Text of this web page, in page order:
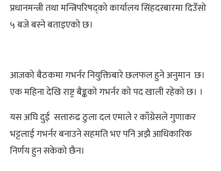
प्रधानमन्त्री तथा मन्त्रिपरिषद्को कार्यालय सिंहदरबारमा दिउँसो
५ बजे बस्ने बताइएको छ।
आजको बैठकमा गभर्नर नियुक्तिबारे छलफल हुने अनुमान छ।
एक महिना देखि राष्ट्र बैङ्कको गभर्नर को पद खाली रहेको छ। ।
यस अघि दुई सत्तारुढ ठुला दल एमाले र काँग्रेसले गुणाकर
भट्टलाई गभर्नर बनाउने सहमति भए पनि अझै आधिकारिक
निर्णय हुन सकेको छैन।